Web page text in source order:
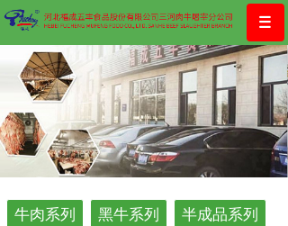
牛肉系列 黑牛系列 半成品系列